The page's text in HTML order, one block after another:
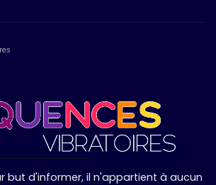
but d'informer, il n'appartient à aucun